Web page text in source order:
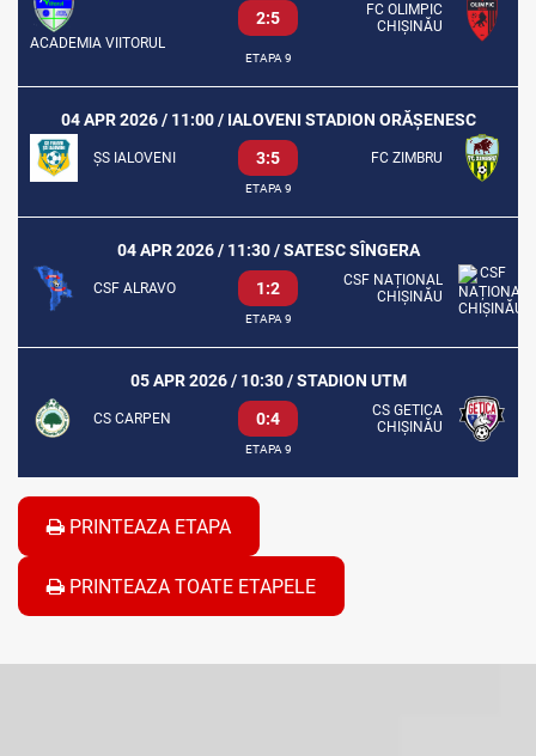
ACADEMIA VIITORUL
2:5
FC OLIMPIC
CHIȘINĂU
ETAPA 9
04 APR 2026 / 11:00 / IALOVENI STADION ORĂȘENESC
ȘS IALOVENI 3:5 FC ZIMBRU
ETAPA 9
04 APR 2026 / 11:30 / SATESC SÎNGERA
CSF ALRAVO 1:2
CSF NAȚIONAL
CHIȘINĂU
ETAPA 9
05 APR 2026 / 10:30 / STADION UTM
CS CARPEN 0:4
CS GETICA
CHIȘINĂU
ETAPA 9
PRINTEAZA ETAPA
PRINTEAZA TOATE ETAPELE